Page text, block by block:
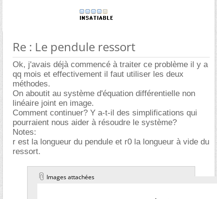
Re : Le pendule ressort
Ok, j'avais déjà commencé à traiter ce problème il y a
qq mois et effectivement il faut utiliser les deux
méthodes.
On aboutit au système d'équation différentielle non
linéaire joint en image.
Comment continuer? Y a-t-il des simplifications qui
pourraient nous aider à résoudre le système?
Notes:
r est la longueur du pendule et r0 la longueur à vide du
ressort.
Images attachées